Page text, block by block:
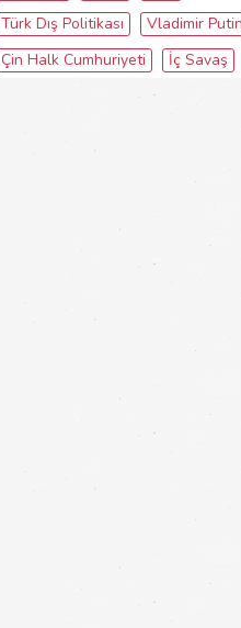
Türk Dış Politikası
Vladimir Putin
Çin Halk Cumhuriyeti
İç Savaş